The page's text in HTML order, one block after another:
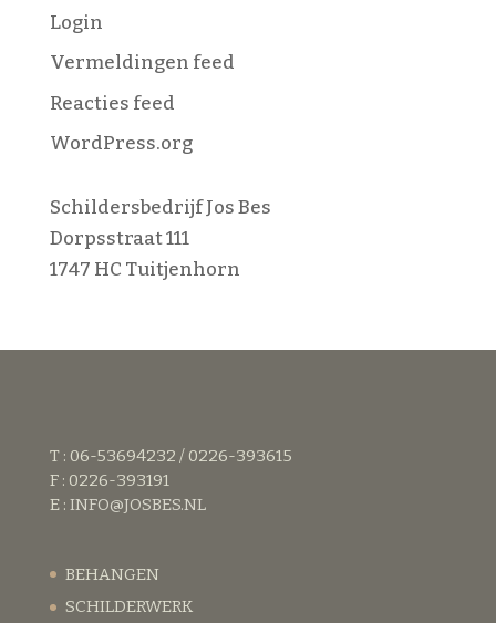
Login
Vermeldingen feed
Reacties feed
WordPress.org
Schildersbedrijf Jos Bes
Dorpsstraat 111
1747 HC Tuitjenhorn
T : 06-53694232 / 0226-393615
F : 0226-393191
E : INFO@JOSBES.NL
BEHANGEN
SCHILDERWERK